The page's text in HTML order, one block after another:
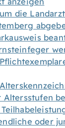
die
Altersstufen
oder